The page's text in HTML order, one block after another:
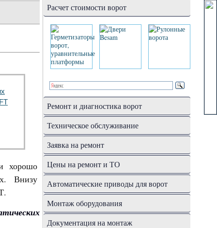
хорошо
Внизу
Расчет стоимости ворот
Ремонт и диагностика ворот
Техническое обслуживание
Заявка на ремонт
Цены на ремонт и ТО
Автоматические приводы для ворот
Монтаж оборудования
Документация на монтаж